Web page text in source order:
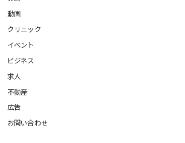
動画
クリニック
イベント
ビジネス
求人
不動産
広告
お問い合わせ